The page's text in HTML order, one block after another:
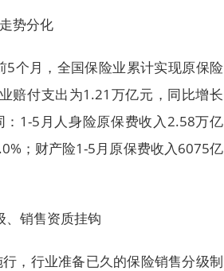
势分化
个月，全国保险业累计实现原保险
赔付支出为1.21万亿元，同比增长
1-5月人身险原保费收入2.58万亿
；财产险1-5月原保费收入6075亿
、销售资质挂钩
，行业准备已久的保险销售分级制